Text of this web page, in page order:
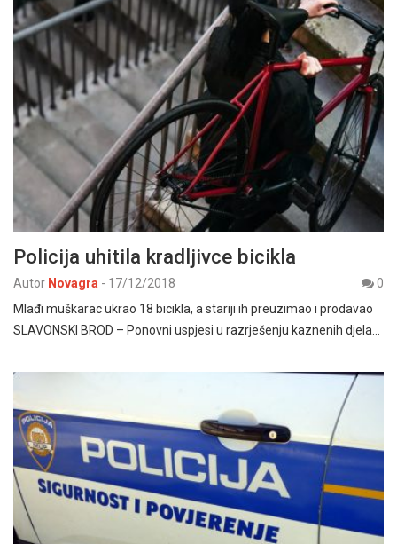
Policija uhitila kradljivce bicikla
Autor Novagra - 17/12/2018
0
Mlađi muškarac ukrao 18 bicikla, a stariji ih preuzimao i prodavao
SLAVONSKI BROD – Ponovni uspjesi u razrješenju kaznenih djela…